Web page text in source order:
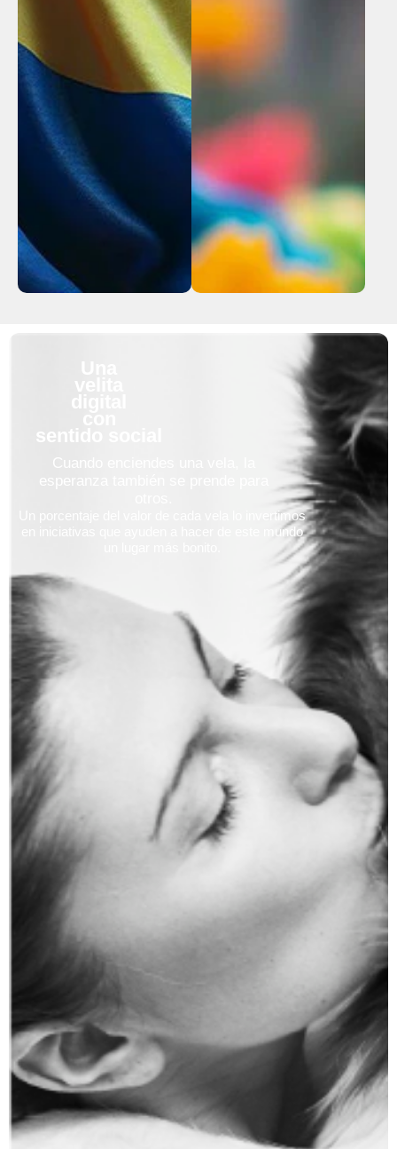
sentido social
Cuando enciendes una vela, la
Un porcentaje del valor de cada vela lo invertimos
en iniciativas que ayuden a hacer de este mundo